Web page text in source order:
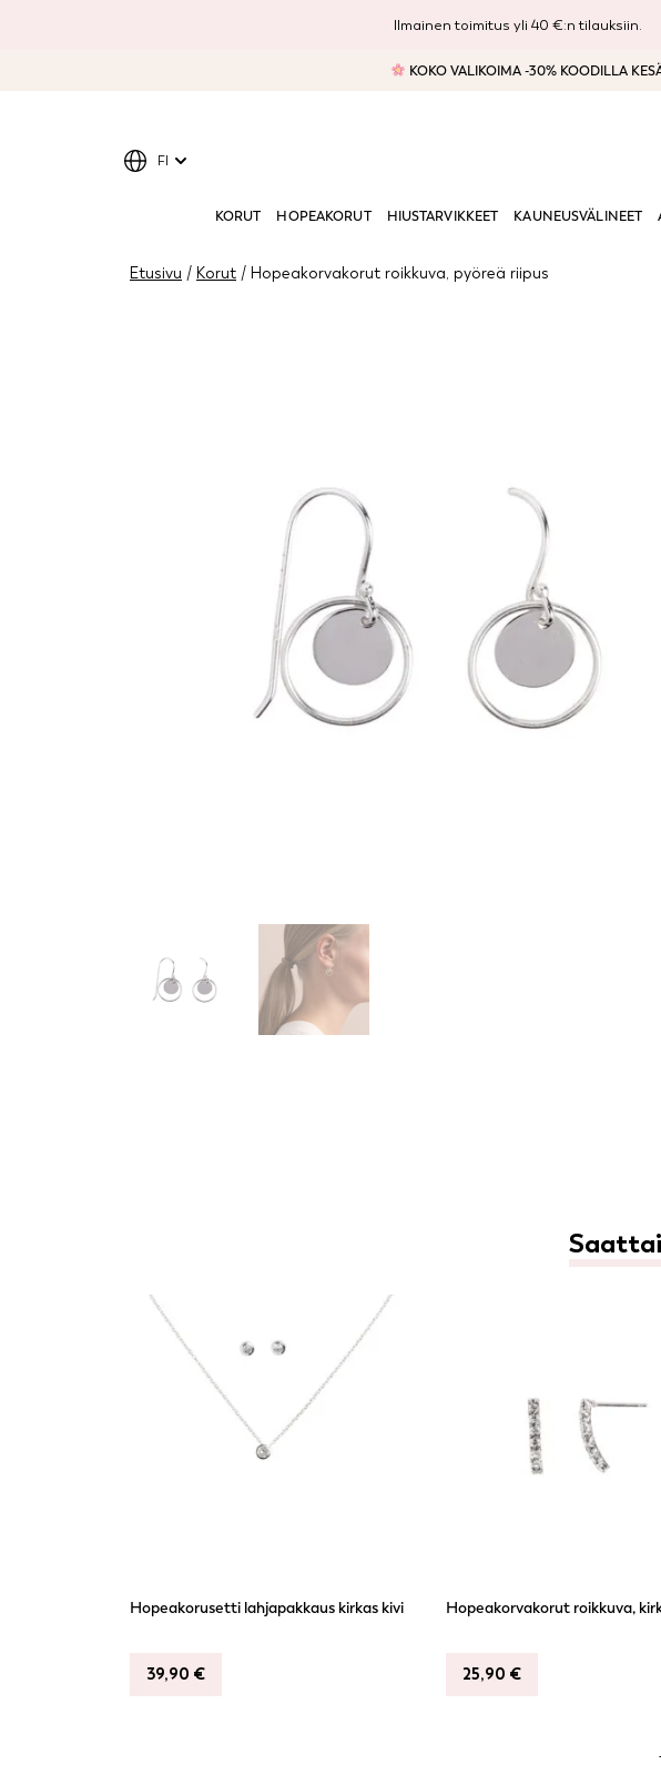
Ilmainen toimitus yli 40 €:n tilauksiin.
KOKO VALIKOIMA -30% KOODILLA
KORUT HOPEAKORUT HIUSTARVIKKEET KAUNEUSVÄLINEET
FI
Etusivu / Korut / Hopeakorvakorut roikkuva, pyöreä riipus
Hopeakorusetti lahjapakkaus kirkas kivi
39,90 €
Hopeakorvakorut roikkuva,
25,90 €